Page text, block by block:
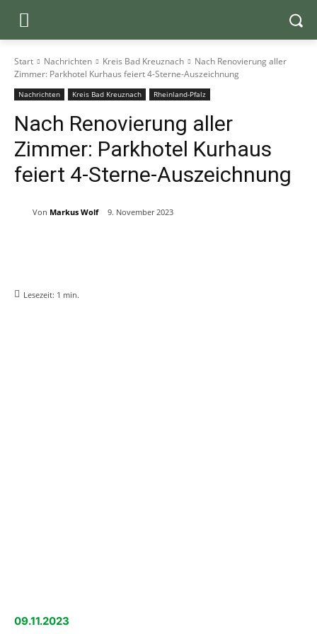
Start Nachrichten Kreis Bad Kreuznach
Nach Renovierung aller
Zimmer: Parkhotel Kurhaus feiert 4-Sterne-Auszeichnung
Nachrichten Kreis Bad Kreuznach Rheinland-Pfalz
Nach Renovierung aller
Zimmer: Parkhotel Kurhaus
feiert 4-Sterne-Auszeichnung
Von Markus Wolf 9. November 2023
Lesezeit: 1 min.
09.11.2023